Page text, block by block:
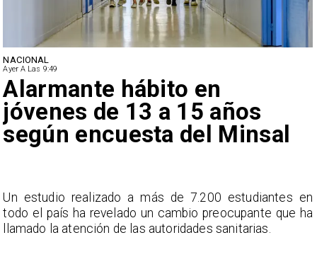
NACIONAL
Ayer A Las 9:49
Alarmante hábito en
jóvenes de 13 a 15 años
según encuesta del Minsal
Un estudio realizado a más de 7.200 estudiantes en
todo el país ha revelado un cambio preocupante que ha
llamado la atención de las autoridades sanitarias.